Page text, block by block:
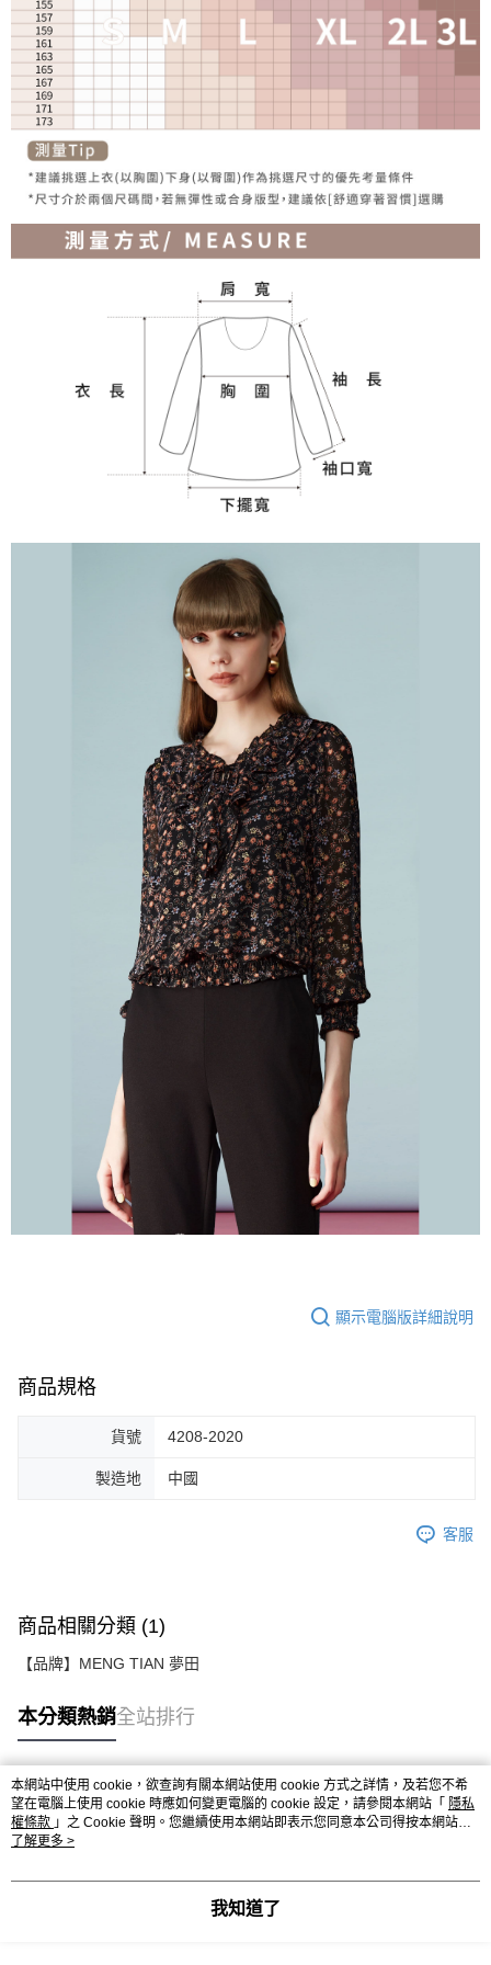
顯示電腦版詳細說明
商品規格
貨號 4208-2020
製造地 中國
客服
商品相關分類 (1)
【品牌】MENG TIAN 夢田
本分類熱銷全站排行
熱門標籤
本網站中使用 cookie，欲查詢有關本網站使用 cookie 方式之詳情，及若您不希
望在電腦上使用 cookie 時應如何變更電腦的 cookie 設定，請參閱本網站「 隱私
權條款 」之 Cookie 聲明。您繼續使用本網站即表示您同意本公司得按本網站使
用條款之 Cookie 聲明使用 cookie。
了解更多 >
我知道了